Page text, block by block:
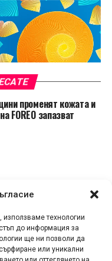
технологии
до информация за
ще ни позволи да
или уникални
променят кожата и
FOREO запазват